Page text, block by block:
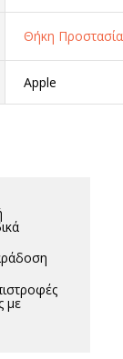
Θήκη
Apple
με